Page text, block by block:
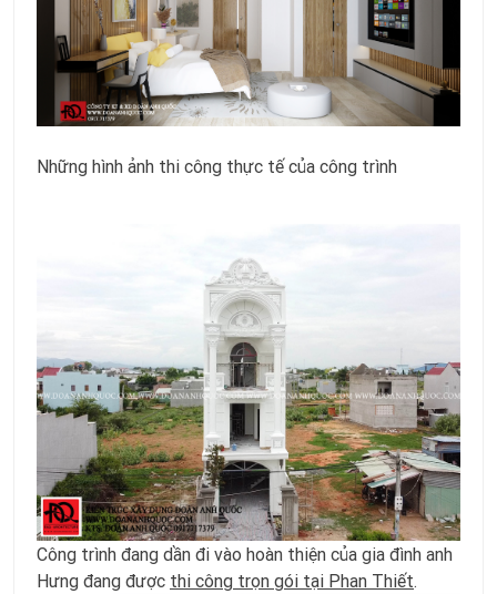
Những hình ảnh thi công thực tế của công trình
Công trình đang dần đi vào hoàn thiện của gia đình anh
Hưng đang được thi công trọn gói tại Phan Thiết.